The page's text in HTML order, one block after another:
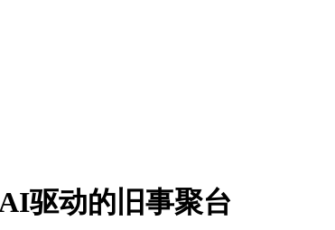
驱动的旧事聚台